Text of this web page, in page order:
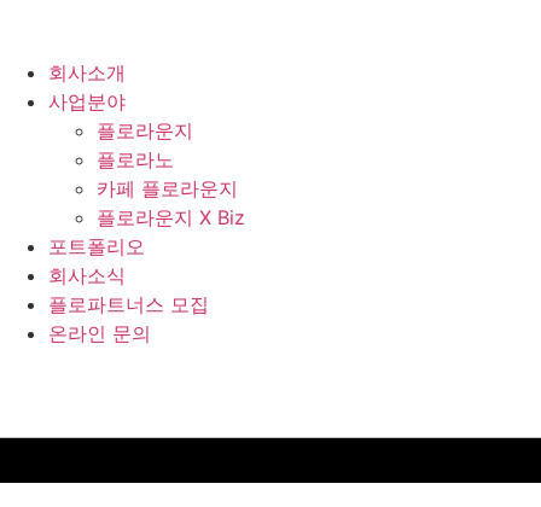
회사소개
사업분야
플로라운지
플로라노
카페 플로라운지
플로라운지 X Biz
포트폴리오
회사소식
플로파트너스 모집
온라인 문의